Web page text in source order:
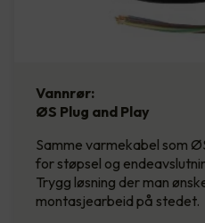
Vannrør:
ØS Plug and Play
Samme varmekabel som
for støpsel og
Trygg løsning der man
montasjearbeid på stedet.